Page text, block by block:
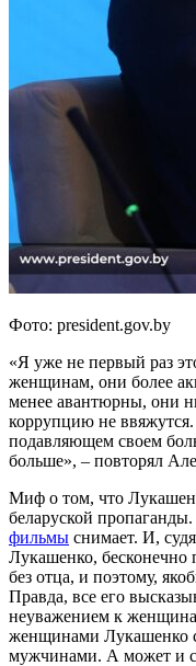
Фото: president.gov.by
«Я уже не первый раз
женщинам, они более
менее авантюрны, они
коррупцию не
подавляющем своем
больше», – повторял
Миф о том, что
беларуской
фильмы снимает. И,
Лукашенко, бесконечно
без отца, и поэтому,
Правда, все его
неуважением к
женщинами Лукашенко
мужчинами. А может и